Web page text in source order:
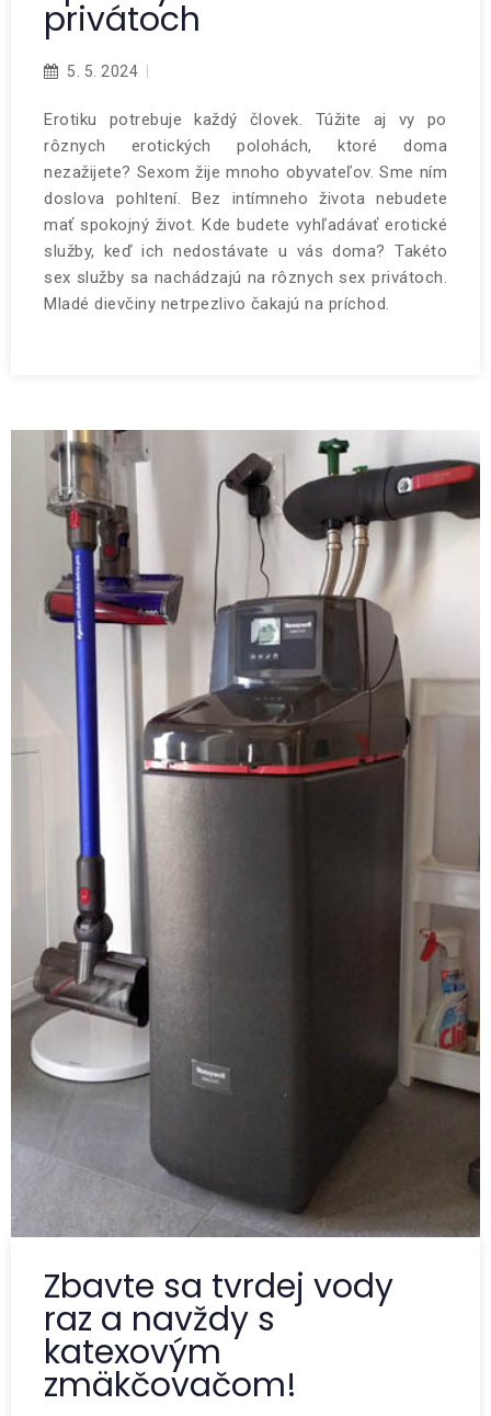
privátoch
5. 5. 2024
Erotiku potrebuje každý človek. Túžite aj vy po
rôznych erotických polohách, ktoré doma
nezažijete? Sexom žije mnoho obyvateľov. Sme ním
doslova pohltení. Bez intímneho života nebudete
mať spokojný život. Kde budete vyhľadávať erotické
služby, keď ich nedostávate u vás doma? Takéto
sex služby sa nachádzajú na rôznych sex privátoch.
Mladé dievčiny netrpezlivo čakajú na príchod.
Zbavte sa tvrdej vody
raz a navždy s
katexovým
zmäkčovačom!